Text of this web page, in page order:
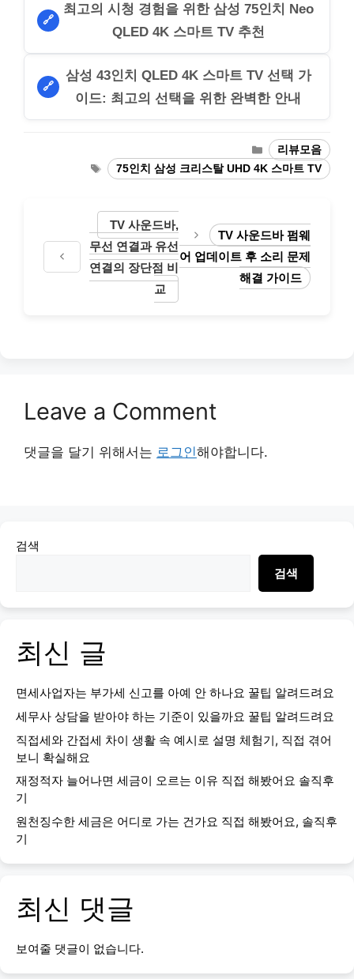
🔗
최고의 시청 경험을 위한 삼성 75인치 Neo
QLED 4K 스마트 TV 추천
🔗
삼성 43인치 QLED 4K 스마트 TV 선택 가
이드: 최고의 선택을 위한 완벽한 안내
Categories
리뷰모음
Tags
75인치 삼성 크리스탈 UHD 4K 스마트 TV
TV 사운드바,
무선 연결과 유선
연결의 장단점 비
교
TV 사운드바 펌웨
어 업데이트 후 소리 문제
해결 가이드
Leave a Comment
댓글을 달기 위해서는 로그인해야합니다.
검색
검색
최신 글
면세사업자는 부가세 신고를 아예 안 하나요 꿀팁 알려드려요
세무사 상담을 받아야 하는 기준이 있을까요 꿀팁 알려드려요
직접세와 간접세 차이 생활 속 예시로 설명 체험기, 직접 겪어
보니 확실해요
재정적자 늘어나면 세금이 오르는 이유 직접 해봤어요 솔직후
기
원천징수한 세금은 어디로 가는 건가요 직접 해봤어요, 솔직후
기
최신 댓글
보여줄 댓글이 없습니다.